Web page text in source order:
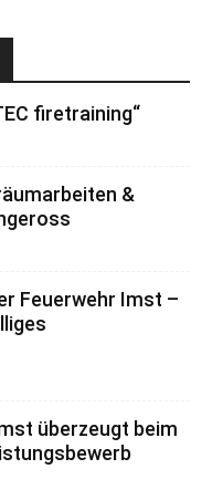
firetraining“
&
Feuerwehr Imst –
überzeugt beim